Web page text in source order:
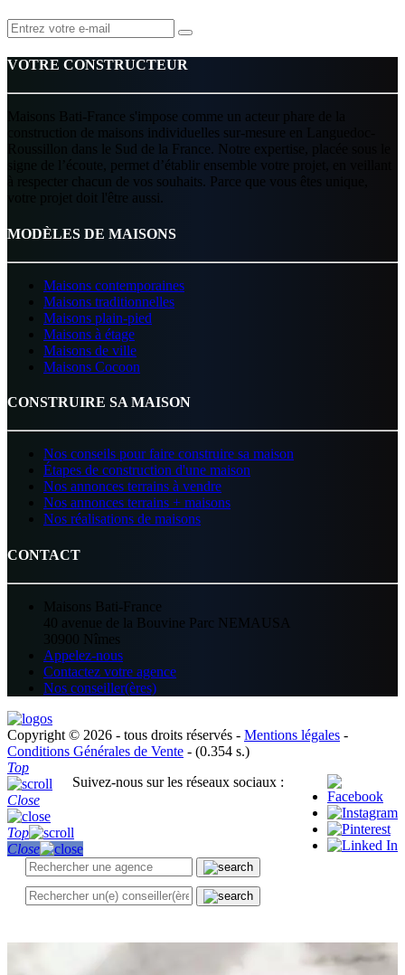
VOTRE CONSTRUCTEUR
Maisons Bati-France s'impose comme un acteur phare de la
construction de maisons individuelles sur-mesure en Languedoc-
Roussillon dans le Sud de la France. Notre expertise, placée sous le
signe de l’écoute, permet d’établir ensemble votre projet, en veillant
à respecter chacun de vos souhaits. Parce que vous êtes unique,
votre projet doit l'être aussi.
MODÈLES DE MAISONS
Maisons contemporaines
Maisons traditionnelles
Maisons plain-pied
Maisons à étage
Maisons de ville
Maisons Cocoon
CONSTRUIRE SA MAISON
Nos conseils pour faire construire sa maison
Étapes de construction d'une maison
Nos annonces terrains à vendre
Nos annonces terrains + maisons
Nos réalisations de maisons
CONTACT
Maisons Bati-France
40 avenue de la Bouvine Parc NEMAUSA
30900 Nîmes
Appelez-nous
Contactez votre agence
Nos conseiller(ères)
Copyright © 2026 - tous droits réservés - Mentions légales -
Conditions Générales de Vente - (0.354 s.)
Suivez-nous sur les réseaux sociaux :
Top
Close
Top
Close